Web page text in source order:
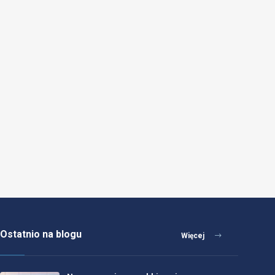
Ostatnio na blogu Więcej